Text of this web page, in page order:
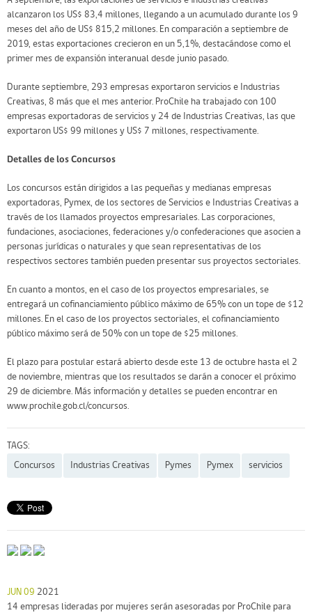
alcanzaron los US$ 83,4 millones, llegando a un acumulado durante los 9
meses del año de US$ 815,2 millones. En comparación a septiembre de
2019, estas exportaciones crecieron en un 5,1%, destacándose como el
primer mes de expansión interanual desde junio pasado.
Durante septiembre, 293 empresas exportaron servicios e Industrias
Creativas, 8 más que el mes anterior. ProChile ha trabajado con 100
empresas exportadoras de servicios y 24 de Industrias Creativas, las que
exportaron US$ 99 millones y US$ 7 millones, respectivamente.
Detalles de los Concursos
Los concursos están dirigidos a las pequeñas y medianas empresas
exportadoras, Pymex, de los sectores de Servicios e Industrias Creativas a
través de los llamados proyectos empresariales. Las corporaciones,
fundaciones, asociaciones, federaciones y/o confederaciones que asocien a
personas jurídicas o naturales y que sean representativas de los
respectivos sectores también pueden presentar sus proyectos sectoriales.
En cuanto a montos, en el caso de los proyectos empresariales, se
entregará un cofinanciamiento público máximo de 65% con un tope de $12
millones. En el caso de los proyectos sectoriales, el cofinanciamiento
público máximo será de 50% con un tope de $25 millones.
El plazo para postular estará abierto desde este 13 de octubre hasta el 2
de noviembre, mientras que los resultados se darán a conocer el próximo
29 de diciembre. Más información y detalles se pueden encontrar en
www.prochile.gob.cl/concursos.
TAGS:
Concursos
Industrias Creativas Pymes Pymex servicios
JUN 09 2021
14 empresas lideradas por mujeres serán asesoradas por ProChile para